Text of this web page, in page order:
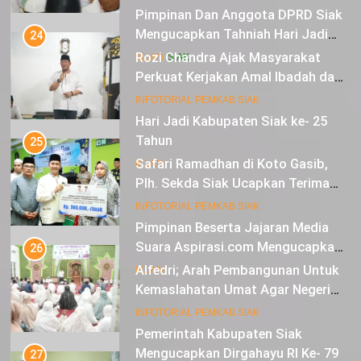
Pimpinan Dan Anggota DPRD Siak
Mengucapkan Tahniah Hari Jadi
Kabupaten Siak Ke-25 Tahun
IKLAN SIAK
Hari Jadi Kabupaten Siak ke- 25
Tahun
IKLAN
12
Pimpinan Beserta Jajaran Media
Suara Aspirasi.com Mengucapkan
Selamat HUT RI Ke-79
IKLAN
13
Pemerintah Kabupaten Siak
Mengucapkan Dirgahayu RI Ke- 79
24
Rozi Chandra Ajak Masyarakat
Perkuat Kerjakan Amal Ibadah dan
Jaga Solidaritas Agar Aman,
Damai dan Diberkahi
INFOTORIAL PEMKAB SIAK
25
Safari Ramadhan di Koto Gasib,
Plh. Sekda Siak Ucapkan Terima
Kasih Atas Bantuan Untuk Warga
INFOTORIAL PEMKAB SIAK
26
Alfedri; Arah Pembangunan Untuk
Kemaslahatan Umat Agar Negeri
Mendapat Berkah
INFOTORIAL PEMKAB SIAK
27